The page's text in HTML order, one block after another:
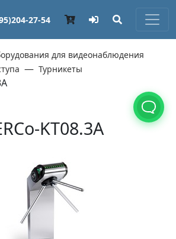
27-54
для видеонаблюдения
Турникеты
KT08.3A